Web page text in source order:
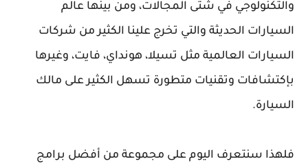
والتكنولوجي في شتى المجالات، ومن بينها عالم
السيارات الحديثة والتي تخرج علينا الكثير من شركات
السيارات العالمية مثل تسيلا، هونداي، فايت، وغيرها
بإكتشافات وتقنيات متطورة تسهل الكثير على مالك
السيارة.
فلهذا سنتعرف اليوم على مجموعة من أفضل برامج